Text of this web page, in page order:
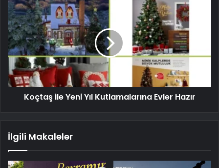
Koçtaş ile Yeni Yıl Kutlamalarına Evler Hazır
İlgili Makaleler